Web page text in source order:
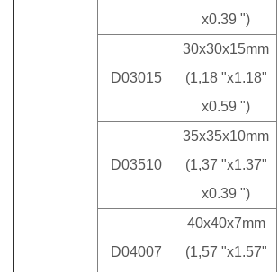
x0.39 ")
D03015
30x30x15mm
(1,18 "x1.18"
x0.59 ")
D03510
35x35x10mm
(1,37 "x1.37"
x0.39 ")
D04007
40x40x7mm
(1,57 "x1.57"